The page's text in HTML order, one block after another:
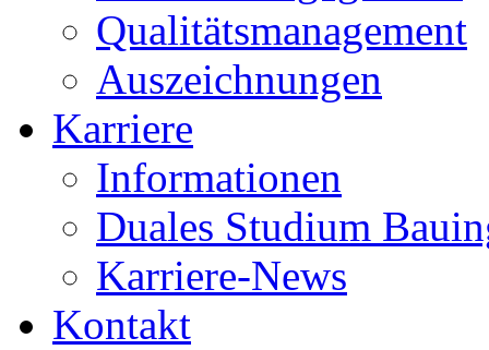
Qualitätsmanagement
Auszeichnungen
Karriere
Informationen
Duales Studium
Karriere-News
Kontakt